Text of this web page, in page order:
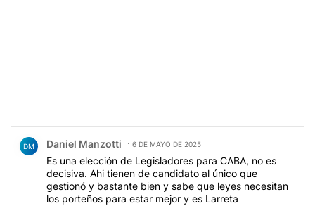
DM Daniel Manzotti 6 DE MAYO DE 2025
Es una elección de Legisladores para CABA, no es
decisiva. Ahi tienen de candidato al único que
gestionó y bastante bien y sabe que leyes necesitan
los porteños para estar mejor y es Larreta